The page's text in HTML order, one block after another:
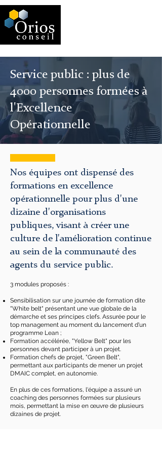
Service public : plus de
4000 personnes formées à
l'Excellence
Opérationnelle
Nos équipes ont dispensé des
formations en excellence
opérationnelle pour plus d'une
dizaine d'organisations
publiques, visant à créer une
culture de l'amélioration continue
au sein de la communauté des
agents du service public.
3 modules proposés :
Sensibilisation sur une journée de formation dite
"White belt" présentant une vue globale de la
démarche et ses principes clefs. Assurée pour le
top management au moment du lancement d'un
programme Lean ;
Formation accélérée, "Yellow Belt" pour les
personnes devant participer à un projet.
Formation chefs de projet, "Green Belt",
permettant aux participants de mener un projet
DMAIC complet, en autonomie.
En plus de ces formations, l'équipe a assuré un
coaching des personnes formées sur plusieurs
mois, permettant la mise en œuvre de plusieurs
dizaines de projet.